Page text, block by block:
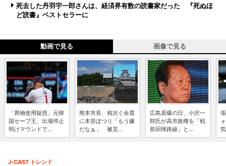
死去した丹羽宇一郎さんは、経済界有数の読書家だった 『死ぬほ
ど読書』ベストセラーに
動画で見る 画像で見る
「異物使用疑惑」元韓
国セーブ王、出場停止
明けマウンドで...
熊本市長、相次ぐ余震
に本音ぽつり「もう嫌
だなぁ」 被災...
広島原爆の日、小沢一
郎氏が高市政権を「戦
前回帰路線」と...
J-CAST トレンド